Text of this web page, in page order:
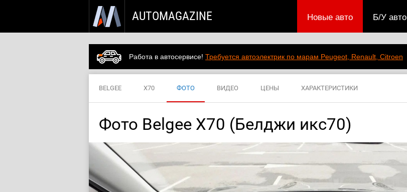
AUTOMAGAZINE Б/У авто
Новые авто
Работа в автосервисе! Требуется автоэлектрик по марам Peugeot, Renault, Citroen
BELGEE X70 ФОТО ВИДЕО ЦЕНЫ ХАРАКТЕРИСТИКИ
Фото Belgee X70 (Белджи икс70)